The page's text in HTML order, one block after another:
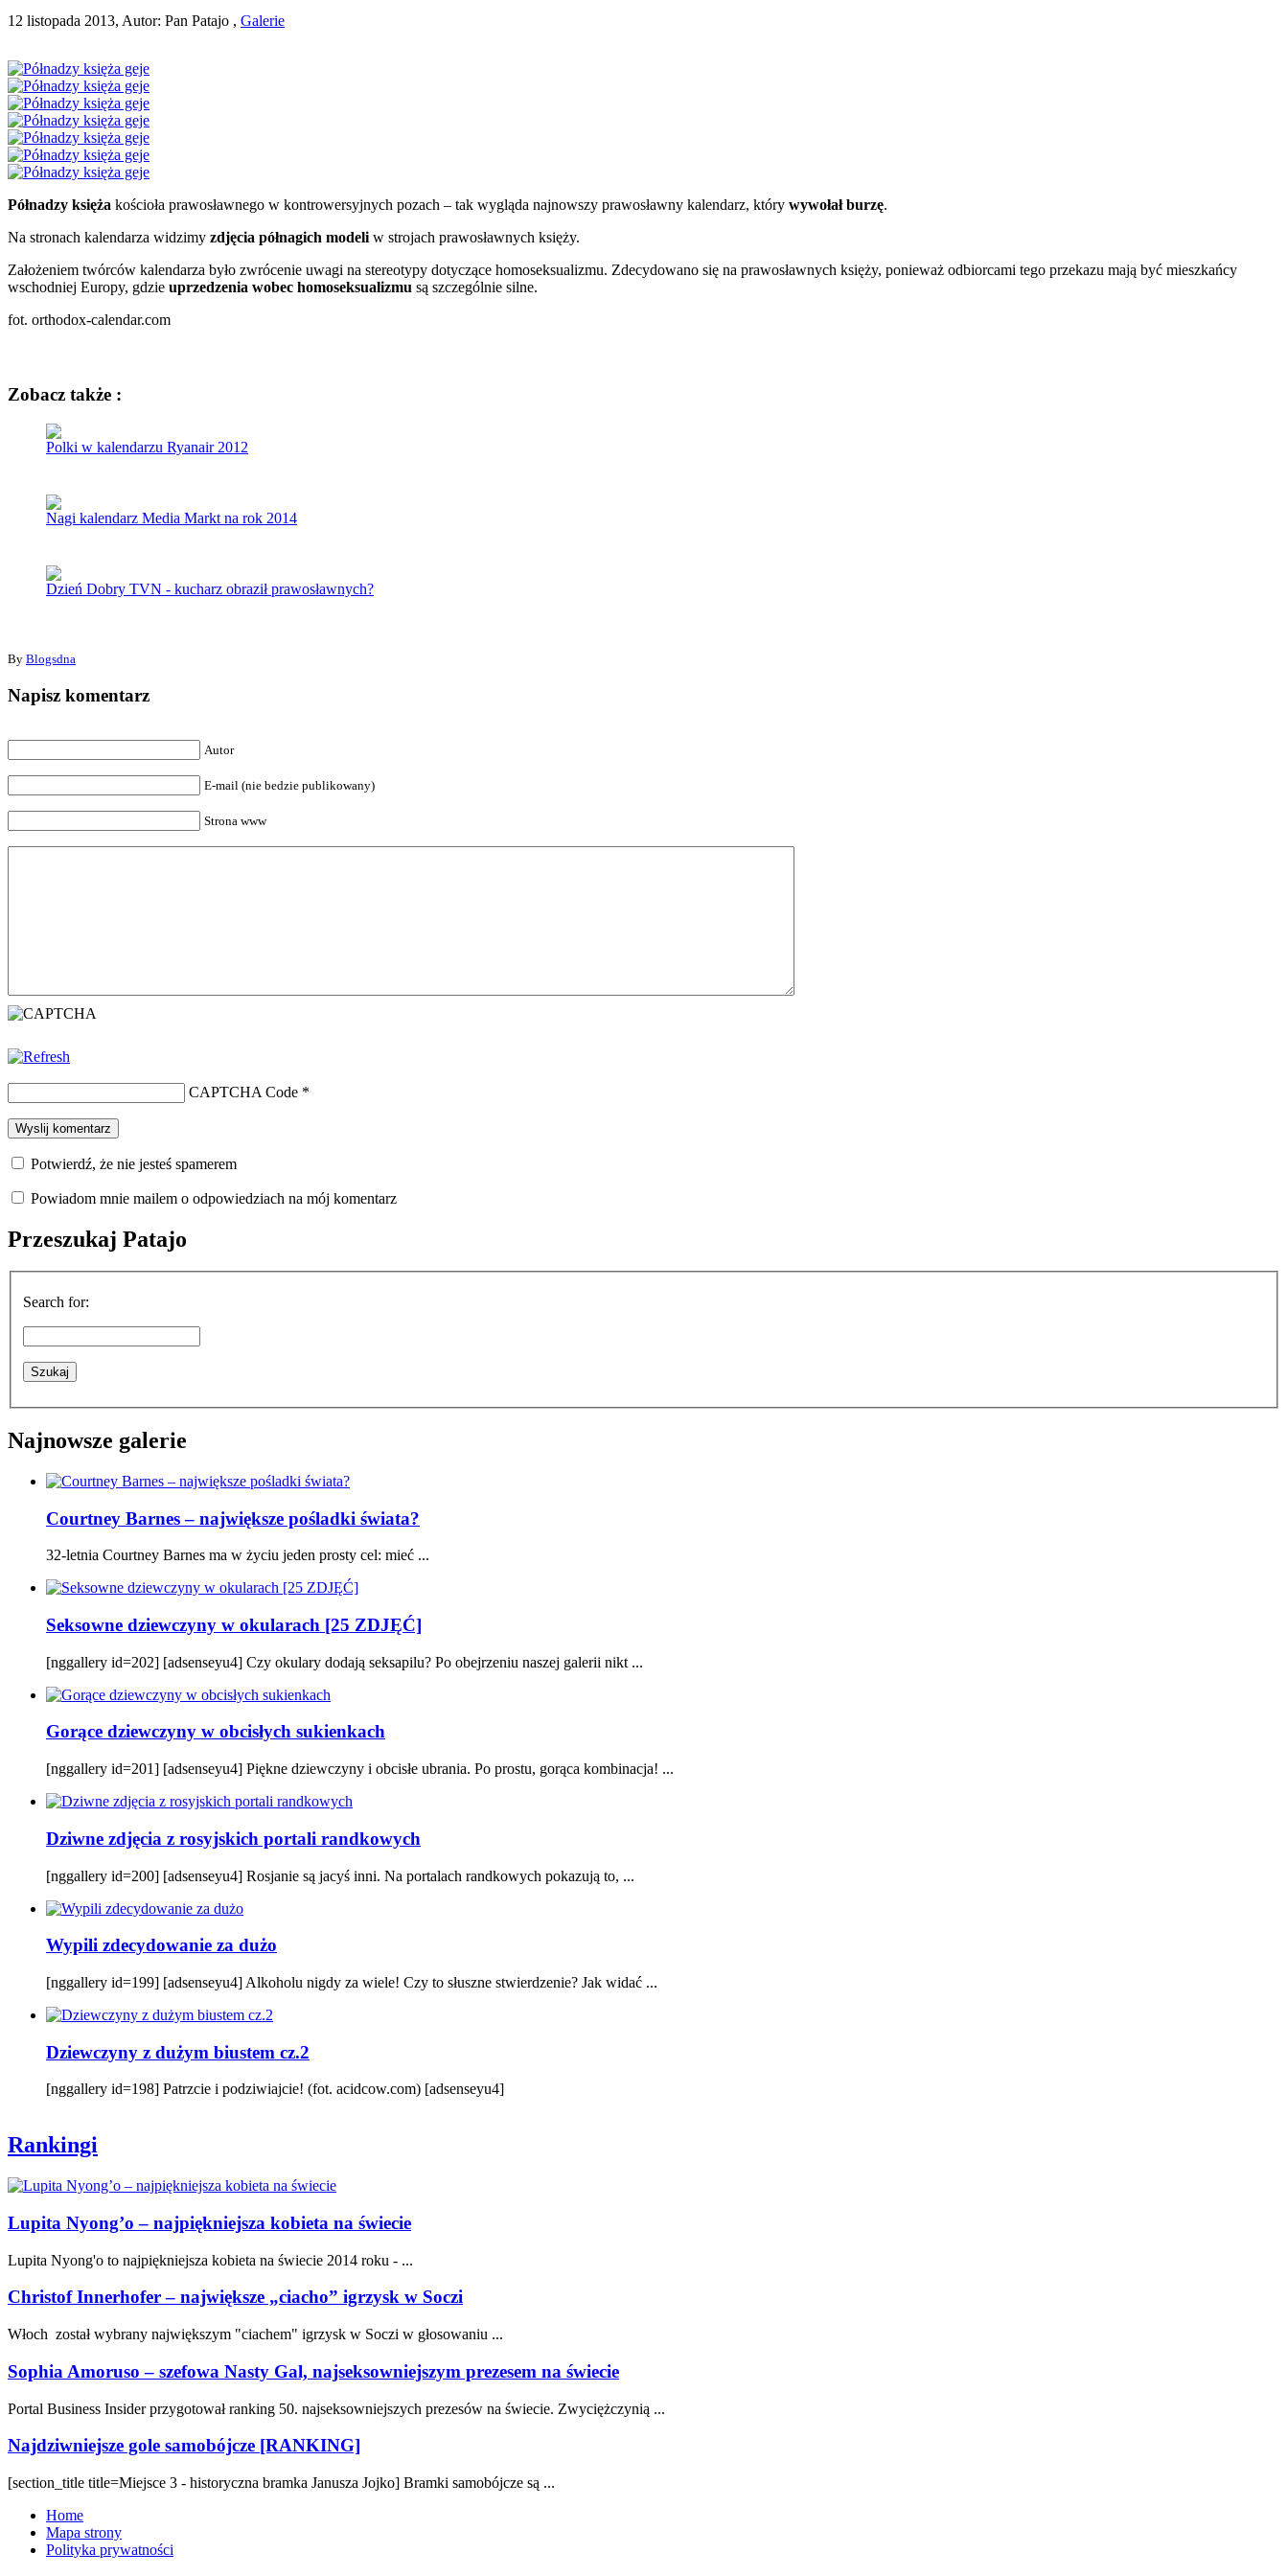
12 listopada 2013, Autor: Pan Patajo , Galerie
Półnadzy księża kościoła prawosławnego w kontrowersyjnych pozach – tak wygląda najnowszy prawosławny kalendarz, który wywołał burzę.
Na stronach kalendarza widzimy zdjęcia półnagich modeli w strojach prawosławnych księży.
Założeniem twórców kalendarza było zwrócenie uwagi na stereotypy dotyczące homoseksualizmu. Zdecydowano się na prawosławnych księży, ponieważ odbiorcami tego przekazu mają być mieszkańcy
wschodniej Europy, gdzie uprzedzenia wobec homoseksualizmu są szczególnie silne.
fot. orthodox-ca­len­dar.com
Zobacz także :
Polki w kalendarzu Ryanair 2012
Nagi kalendarz Media Markt na rok 2014
Dzień Dobry TVN - kucharz obraził prawosławnych?
By Blogsdna
Napisz komentarz
Autor
E-mail (nie bedzie publikowany)
Strona www
CAPTCHA Code *
Potwierdź, że nie jesteś spamerem
Powiadom mnie mailem o odpowiedziach na mój komentarz
Przeszukaj Patajo
Search for:
Najnowsze galerie
Courtney Barnes – największe pośladki świata?
32-letnia Courtney Barnes ma w życiu jeden prosty cel: mieć ...
Seksowne dziewczyny w okularach [25 ZDJĘĆ]
[nggallery id=202] [adsenseyu4] Czy okulary dodają seksapilu? Po obejrzeniu naszej galerii nikt ...
Gorące dziewczyny w obcisłych sukienkach
[nggallery id=201] [adsenseyu4] Piękne dziewczyny i obcisłe ubrania. Po prostu, gorąca kombinacja! ...
Dziwne zdjęcia z rosyjskich portali randkowych
[nggallery id=200] [adsenseyu4] Rosjanie są jacyś inni. Na portalach randkowych pokazują to, ...
Wypili zdecydowanie za dużo
[nggallery id=199] [adsenseyu4] Alkoholu nigdy za wiele! Czy to słuszne stwierdzenie? Jak widać ...
Dziewczyny z dużym biustem cz.2
[nggallery id=198] Patrzcie i podziwiajcie! (fot. acidcow.com) [adsenseyu4]
Rankingi
Lupita Nyong’o – najpiękniejsza kobieta na świecie
Lupita Nyong'o to najpiękniejsza kobieta na świecie 2014 roku - ...
Christof Innerhofer – największe „ciacho” igrzysk w Soczi
Włoch został wybrany największym "ciachem" igrzysk w Soczi w głosowaniu ...
Sophia Amoruso – szefowa Nasty Gal, najseksowniejszym prezesem na świecie
Portal Business Insider przygotował ranking 50. najseksowniejszych prezesów na świecie. Zwyciężczynią ...
Najdziwniejsze gole samobójcze [RANKING]
[section_title title=Miejsce 3 - historyczna bramka Janusza Jojko] Bramki samobójcze są ...
Home
Mapa strony
Polityka prywatności